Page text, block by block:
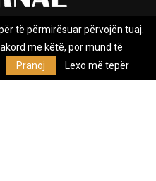
Marketing
Policy
e pavarur, e themeluar në vitin
të përmirësuar përvojën tuaj.
me këtë, por mund të
Pranoj Lexo më tepër